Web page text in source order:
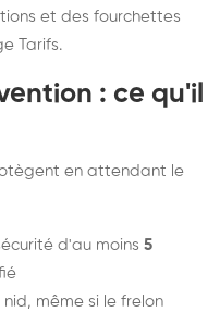
et des fourchettes
Tarifs.
: ce qu'il
en attendant le
d'au moins 5
même si le frelon